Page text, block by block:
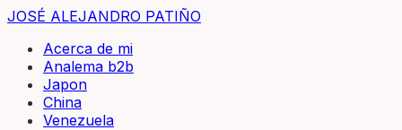
JOSÉ ALEJANDRO PATIÑO
Acerca de mi
Analema b2b
Japon
China
Venezuela